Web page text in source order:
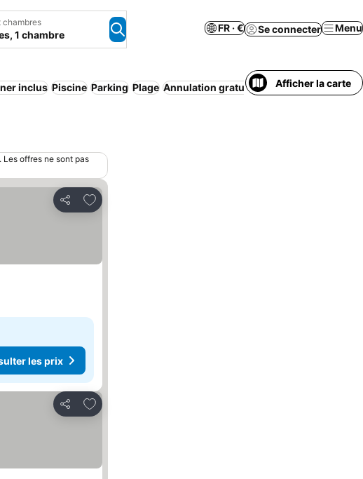
chambres
1 chambre
FR · € Se connecter Menu
inclus Piscine Parking Plage Annulation gratuite Afficher la carte
Les offres ne sont pas
Partager
Ajouter à mes favoris
les prix
Partager
Ajouter à mes favoris